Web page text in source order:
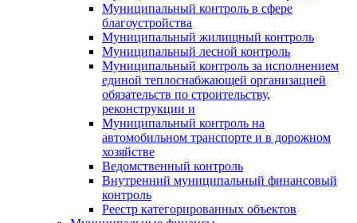
Муниципальный контроль в сфере
благоустройства
Муниципальный жилищный контроль
Муниципальный лесной контроль
Муниципальный контроль за исполнением
единой теплоснабжающей организацией
обязательств по строительству,
реконструкции и
Муниципальный контроль на
автомобильном транспорте и в дорожном
хозяйстве
Ведомственный контроль
Внутренний муниципальный финансовый
контроль
Реестр категорированных объектов